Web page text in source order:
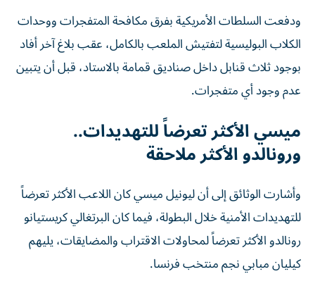
ودفعت السلطات الأمريكية بفرق مكافحة المتفجرات ووحدات
الكلاب البوليسية لتفتيش الملعب بالكامل، عقب بلاغ آخر أفاد
بوجود ثلاث قنابل داخل صناديق قمامة بالاستاد، قبل أن يتبين
عدم وجود أي متفجرات.
ميسي الأكثر تعرضاً للتهديدات..
ورونالدو الأكثر ملاحقة
وأشارت الوثائق إلى أن ليونيل ميسي كان اللاعب الأكثر تعرضاً
للتهديدات الأمنية خلال البطولة، فيما كان البرتغالي كريستيانو
رونالدو الأكثر تعرضاً لمحاولات الاقتراب والمضايقات، يليهم
كيليان مبابي نجم منتخب فرنسا.